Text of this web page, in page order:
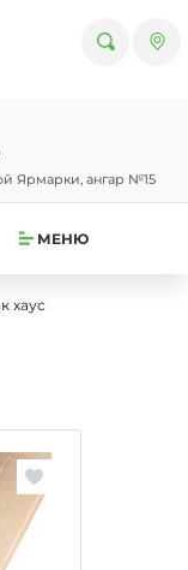
Ярмарки, ангар №15
МЕНЮ
хаус